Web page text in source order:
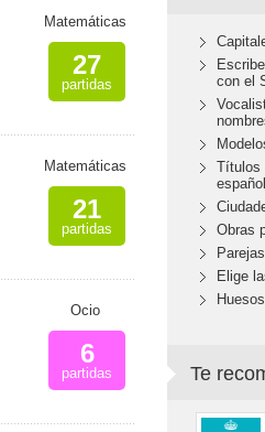
Matemáticas
27
partidas
Matemáticas
21
partidas
Ocio
6
partidas
con el
Títulos
español
Obras
Elige
Te